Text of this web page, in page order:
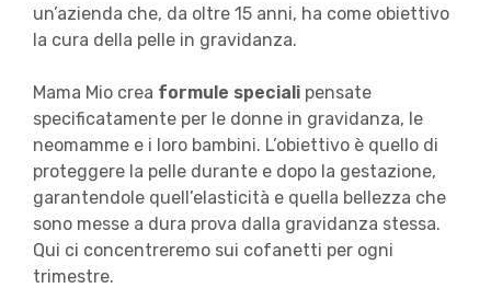
un’azienda che, da oltre 15 anni, ha come obiettivo
la cura della pelle in gravidanza.
Mama Mio crea formule specialipensate
specificatamente per le donne in gravidanza, le
neomamme e i loro bambini. L’obiettivo è quello di
proteggere la pelle durante e dopo la gestazione,
garantendole quell’elasticità e quella bellezza che
sono messe a dura prova dalla gravidanza stessa.
Qui ci concentreremo sui cofanetti per ogni
trimestre.